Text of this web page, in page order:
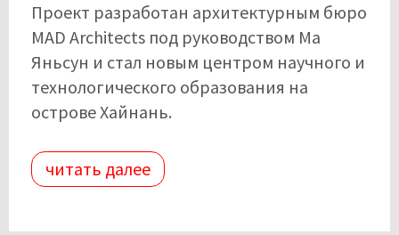
Проект разработан архитектурным бюро
MAD Architects под руководством Ма
Яньсун и стал новым центром научного и
технологического образования на
острове Хайнань.
читать далее